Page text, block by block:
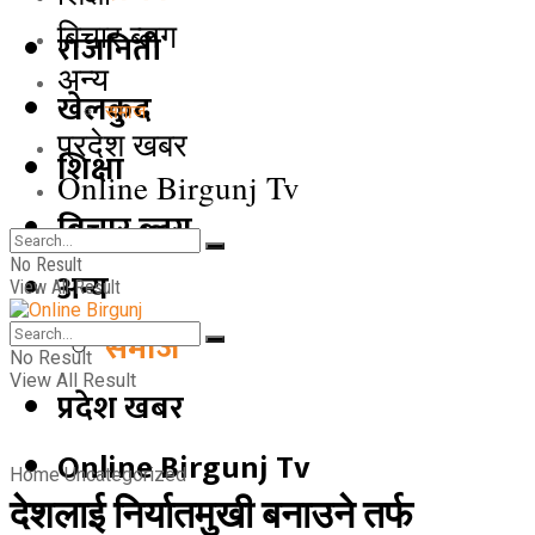
राजनिती
खेलकुद
शिक्षा
बिचार ब्लग
अन्य
समाज
प्रदेश खबर
Online Birgunj Tv
बिचार ब्लग
अन्य
समाज
प्रदेश खबर
Online Birgunj Tv
No Result
View All Result
No Result
View All Result
Home Uncategorized
देशलाई निर्यातमुखी बनाउने तर्फ